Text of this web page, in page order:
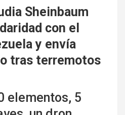
Sheinbaum
con el
y envía
tras terremotos
elementos, 5